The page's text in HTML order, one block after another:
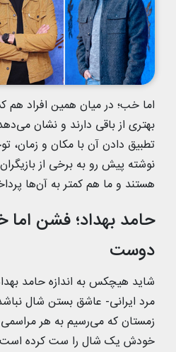
اما خب؛ در میان همین افراد هم
بهتری از باقی دارند و نشان
تطبیق دادن آن با مکان و زمان،
نوشته پیش رو به برخی از
هستند و ما هم کمتر به آن‌ها
حامد بهداد؛ فشن
دوست
شاید هیچکس به اندازه حامد
مرد ایرانی- عاشق بستن شال
زمستان که می‌رسیم به هر مراسمی
خودش یک شال را ست کرده